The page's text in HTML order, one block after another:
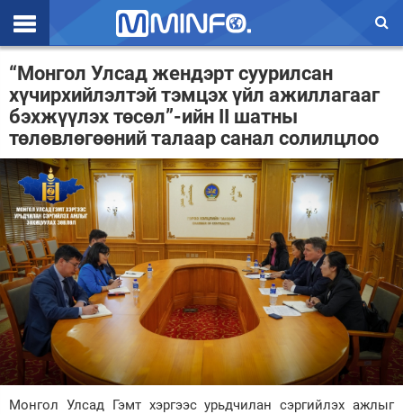
Эхлэл
Цаг агаар
Валют ханш
Улс төр
Эдийн засаг
Үзэл бодол
Спорт
Нийгэм
Дэлхий
“Монгол Улсад жендэрт суурилсан
хүчирхийлэлтэй тэмцэх үйл ажиллагааг
бэхжүүлэх төсөл”-ийн II шатны
төлөвлөгөөний талаар санал солилцлоо
Монгол Улсад Гэмт хэргээс урьдчилан сэргийлэх ажлыг